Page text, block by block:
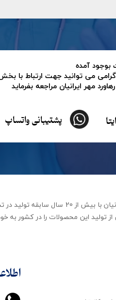
بوجود آمده
می توانید جهت ارتباط با
مهر ایرانیان مراجعه بفرماید
پشتیبانی واتساپ
شرکت تجهیزات توانبخشی رهاورد
تولید این محصولات را در کشور به